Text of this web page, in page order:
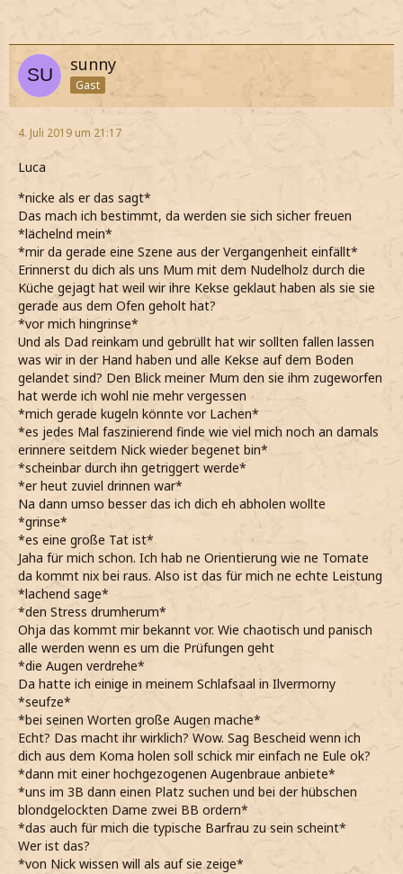
sunny
Gast
4. Juli 2019 um 21:17
Luca
*nicke als er das sagt*
Das mach ich bestimmt, da werden sie sich sicher freuen
*lächelnd mein*
*mir da gerade eine Szene aus der Vergangenheit einfällt*
Erinnerst du dich als uns Mum mit dem Nudelholz durch die
Küche gejagt hat weil wir ihre Kekse geklaut haben als sie sie
gerade aus dem Ofen geholt hat?
*vor mich hingrinse*
Und als Dad reinkam und gebrüllt hat wir sollten fallen lassen
was wir in der Hand haben und alle Kekse auf dem Boden
gelandet sind? Den Blick meiner Mum den sie ihm zugeworfen
hat werde ich wohl nie mehr vergessen
*mich gerade kugeln könnte vor Lachen*
*es jedes Mal faszinierend finde wie viel mich noch an damals
erinnere seitdem Nick wieder begenet bin*
*scheinbar durch ihn getriggert werde*
*er heut zuviel drinnen war*
Na dann umso besser das ich dich eh abholen wollte
*grinse*
*es eine große Tat ist*
Jaha für mich schon. Ich hab ne Orientierung wie ne Tomate
da kommt nix bei raus. Also ist das für mich ne echte Leistung
*lachend sage*
*den Stress drumherum*
Ohja das kommt mir bekannt vor. Wie chaotisch und panisch
alle werden wenn es um die Prüfungen geht
*die Augen verdrehe*
Da hatte ich einige in meinem Schlafsaal in Ilvermorny
*seufze*
*bei seinen Worten große Augen mache*
Echt? Das macht ihr wirklich? Wow. Sag Bescheid wenn ich
dich aus dem Koma holen soll schick mir einfach ne Eule ok?
*dann mit einer hochgezogenen Augenbraue anbiete*
*uns im 3B dann einen Platz suchen und bei der hübschen
blondgelockten Dame zwei BB ordern*
*das auch für mich die typische Barfrau zu sein scheint*
Wer ist das?
*von Nick wissen will als auf sie zeige*